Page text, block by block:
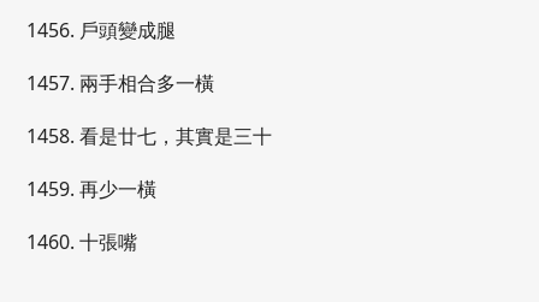
1456. 戶頭變成腿
1457. 兩手相合多一橫
1458. 看是廿七，其實是三十
1459. 再少一橫
1460. 十張嘴